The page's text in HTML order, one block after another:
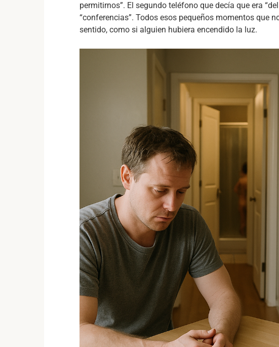
permitirnos”. El segundo teléfono que decía que era
“conferencias”. Todos esos pequeños momentos que
sentido, como si alguien hubiera encendido la luz.